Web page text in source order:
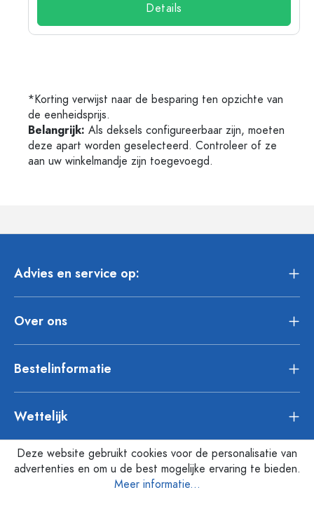
Details
*Korting verwijst naar de besparing ten opzichte van
de eenheidsprijs.
Belangrijk: Als deksels configureerbaar zijn, moeten
deze apart worden geselecteerd. Controleer of ze
aan uw winkelmandje zijn toegevoegd.
Advies en service op:
Over ons
Bestelinformatie
Wettelijk
Deze website gebruikt cookies voor de personalisatie van
advertenties en om u de best mogelijke ervaring te bieden.
Meer informatie...